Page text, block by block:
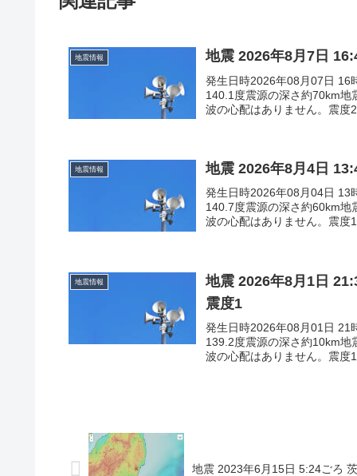
地震情報 地震 2026年8月7日
発生日時2026年08月07日 16
140.1度震源の深さ約70km地
波の心配はありません。震度
地震情報 地震 2026年8月4日
発生日時2026年08月04日 13
140.7度震源の深さ約60km地
波の心配はありません。震度
地震情報
地震 2026年8月1日
震度1
発生日時2026年08月01日 21
139.2度震源の深さ約10km地
波の心配はありません。震度
地震 2023年6月15日 5:24ごろ